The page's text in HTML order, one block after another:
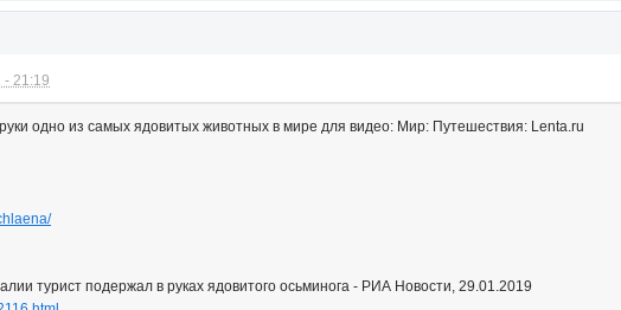
- 21:19
руки одно из самых ядовитых животных в мире для видео: Мир: Путешествия: Lenta.ru
турист подержал в руках ядовитого осьминога - РИА Новости, 29.01.2019